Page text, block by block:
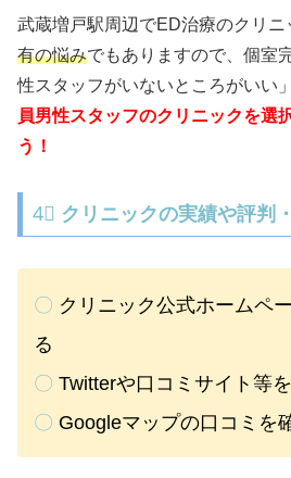
武蔵増戸駅周辺でED治療のクリニ
有の悩みでもありますので、個室
性スタッフがいないところがいい
員男性スタッフのクリニックを選
う！
4⃣ クリニックの実績や評判
〇 クリニック公式ホームペ
る
〇 Twitterや口コミサイト等
〇 Googleマップの口コミを